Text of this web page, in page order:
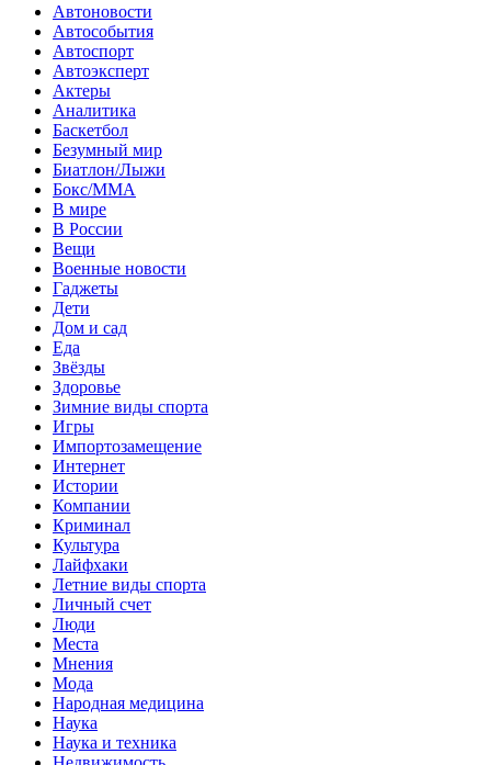
Автоновости
Автособытия
Автоспорт
Автоэксперт
Актеры
Аналитика
Баскетбол
Безумный мир
Биатлон/Лыжи
Бокс/MMA
В мире
В России
Вещи
Военные новости
Гаджеты
Дети
Дом и сад
Еда
Звёзды
Здоровье
Зимние виды спорта
Игры
Импортозамещение
Интернет
Истории
Компании
Криминал
Культура
Лайфхаки
Летние виды спорта
Личный счет
Люди
Места
Мнения
Мода
Народная медицина
Наука
Наука и техника